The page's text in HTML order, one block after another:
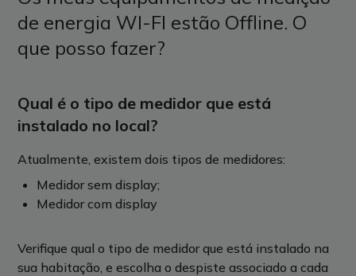
de energia WI-FI estão Offline. O
que posso fazer?
Qual é o tipo de medidor que está
instalado no local?
Atualmente, existem dois tipos de medidores:
Medidor sem display;
Medidor com display
Verifique qual o tipo de medidor que está instalado na
sua habitação, e escolha o despiste associado a cada